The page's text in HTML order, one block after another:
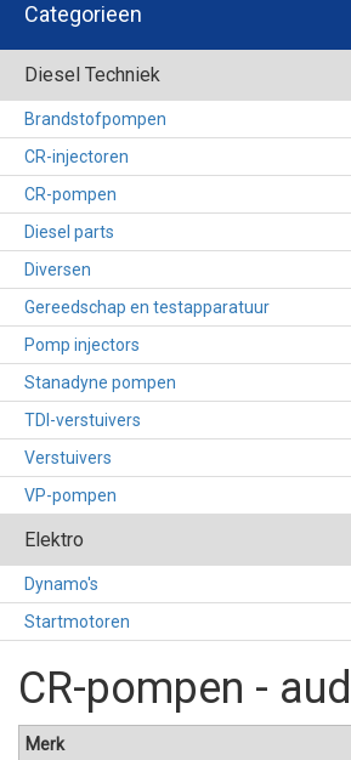
Categorieen
Diesel Techniek
Brandstofpompen
CR-injectoren
CR-pompen
Diesel parts
Diversen
Gereedschap en testapparatuur
Pomp injectors
Stanadyne pompen
TDI-verstuivers
Verstuivers
VP-pompen
Elektro
Dynamo's
Startmotoren
CR-pompen -
Merk